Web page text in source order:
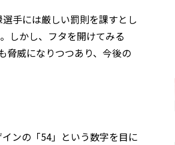
手には厳しい罰則を課すとし
しかし、フタを開けてみる
脅威になりつつあり、今後の
ンの「54」という数字を目に